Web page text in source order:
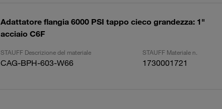
Adattatore flangia 6000 PSI tappo cieco grandezza: 1"
acciaio C6F
STAUFF Descrizione del materiale STAUFF Materiale n.
CAG-BPH-603-W66 1730001721